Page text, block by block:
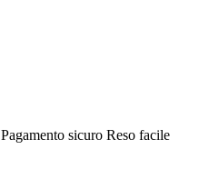
Pagamento sicuro Reso facile